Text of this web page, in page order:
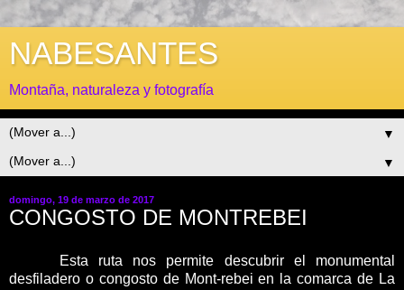
NABESANTES
Montaña, naturaleza y fotografía
▼
▼
domingo, 19 de marzo de 2017
CONGOSTO DE MONTREBEI
Esta ruta nos permite descubrir el monumental
desfiladero o congosto de Mont-rebei en la comarca de La